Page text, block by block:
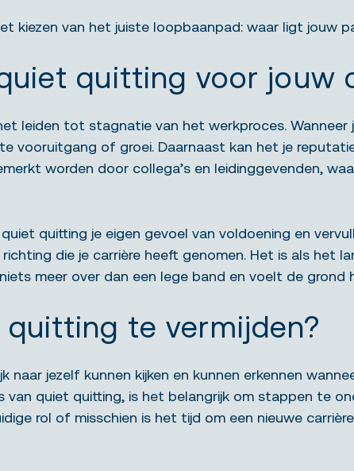
kiezen van het juiste loopbaanpad: waar ligt jouw
quitting voor jouw
leiden tot stagnatie van het werkproces.
vooruitgang of groei. Daarnaast kan het je
worden door collega’s en leidinggevenden,
quitting je eigen gevoel van voldoening en
die je carrière heeft genomen. Het is als het
meer over dan een lege band en voelt de grond
te vermijden?
jezelf kunnen kijken en kunnen erkennen
quiet quitting, is het belangrijk om stappen te
rol of misschien is het tijd om een nieuwe